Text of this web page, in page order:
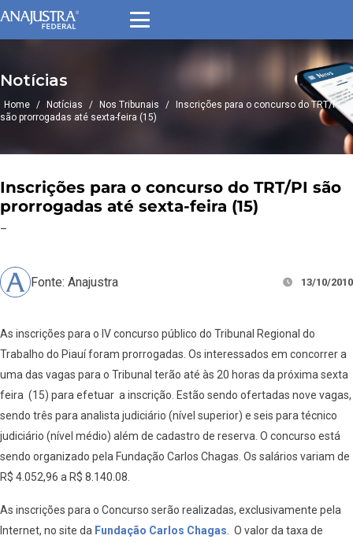
Notícias
Home / Notícias / Nos Tribunais /
Inscrições para o concurso do TRT/PI
são prorrogadas até sexta-feira (15)
Inscrições para o concurso do TRT/PI são
prorrogadas até sexta-feira (15)
–
Fonte: Anajustra 13/10/2010
As inscrições para o IV concurso público do Tribunal Regional do
Trabalho do Piauí foram prorrogadas. Os interessados em concorrer a
uma das vagas para o Tribunal terão até às 20 horas da próxima sexta
feira (15) para efetuar a inscrição. Estão sendo ofertadas nove vagas,
sendo três para analista judiciário (nível superior) e seis para técnico
judiciário (nível médio) além de cadastro de reserva. O concurso está
sendo organizado pela Fundação Carlos Chagas. Os salários variam de
R$ 4.052,96 a R$ 8.140.08.
As inscrições para o Concurso serão realizadas, exclusivamente pela
Internet, no site da Fundação Carlos Chagas . O valor da taxa de